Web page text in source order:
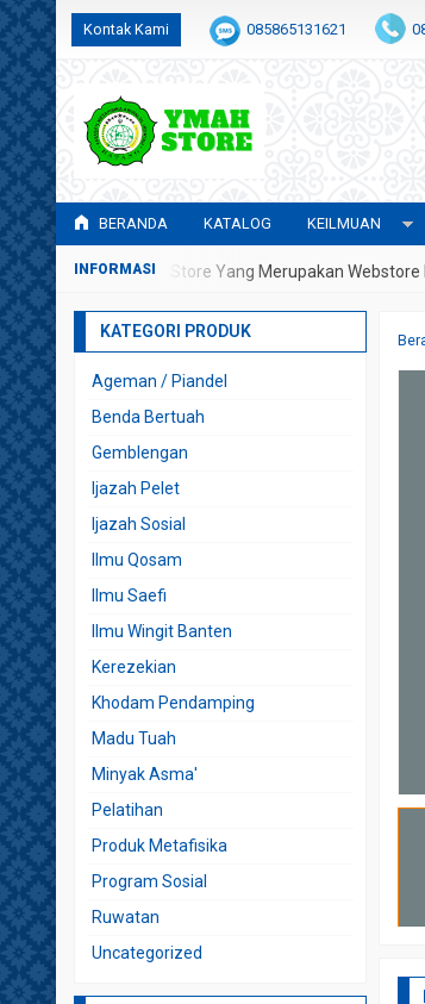
Kontak Kami 085865131621
BERANDA KATALOG KEILMUAN
Di YMAH Store Yang Merupakan Webstore
KATEGORI PRODUK
Ageman / Piandel
Benda Bertuah
Gemblengan
Ijazah Pelet
Ijazah Sosial
Ilmu Qosam
Ilmu Saefi
Ilmu Wingit Banten
Kerezekian
Khodam Pendamping
Madu Tuah
Minyak Asma'
Pelatihan
Produk Metafisika
Program Sosial
Ruwatan
Uncategorized